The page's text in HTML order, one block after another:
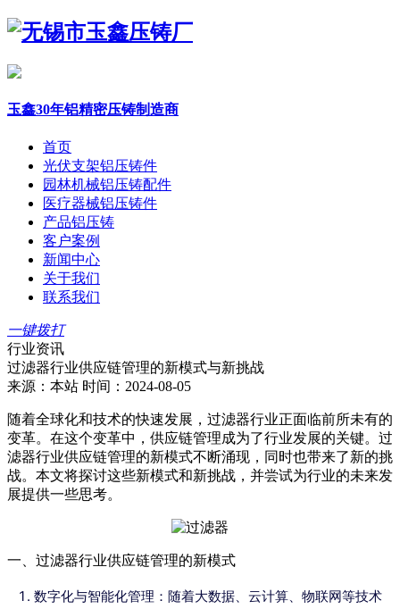
玉鑫30年铝精密压铸制造商
首页
光伏支架铝压铸件
园林机械铝压铸配件
医疗器械铝压铸件
产品铝压铸
客户案例
新闻中心
关于我们
联系我们
一键拨打
行业资讯
过滤器行业供应链管理的新模式与新挑战
来源：本站 时间：2024-08-05
随着全球化和技术的快速发展，过滤器行业正面临前所未有的
变革。在这个变革中，供应链管理成为了行业发展的关键。过
滤器行业供应链管理的新模式不断涌现，同时也带来了新的挑
战。本文将探讨这些新模式和新挑战，并尝试为行业的未来发
展提供一些思考。
一、过滤器行业供应链管理的新模式
数字化与智能化管理：随着大数据、云计算、物联网等技术